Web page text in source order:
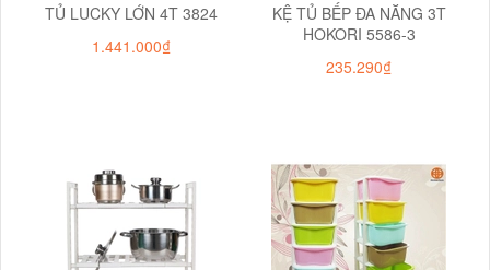
TỦ LUCKY LỚN 4T 3824
1.441.000₫
KỆ TỦ BẾP ĐA NĂNG 3T
HOKORI 5586-3
235.290₫